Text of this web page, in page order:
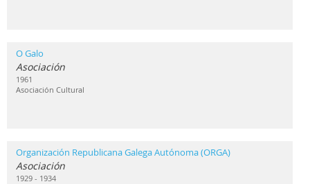
O Galo
Asociación
1961
Asociación Cultural
Organización Republicana Galega Autónoma (ORGA)
Asociación
1929 - 1934